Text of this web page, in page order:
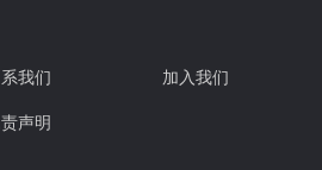
我们
加入我们
声明